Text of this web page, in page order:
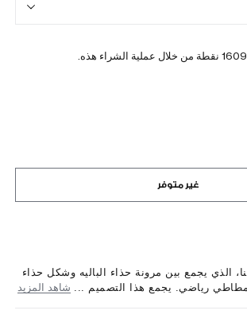
1609 نقطة من خلال عملية الشراء هذه.
غير متوفر
الذي يجمع بين مرونة حذاء الباليه وشكل حذاء
مطاطي رياضي. يجمع هذا التصميم ... شاهد المزيد